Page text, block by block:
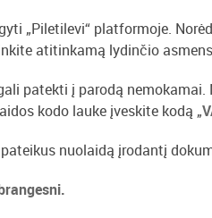
„Piletilevi“ platformoje.
atitinkamą lydinčio
patekti į parodą
kodo lauke įveskite kodą „
nuolaidą įrodantį